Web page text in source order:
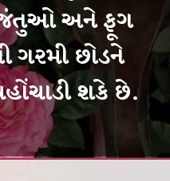
જંતુઓ અને ફૂગ
ગરમી છોડને
શકે છે.